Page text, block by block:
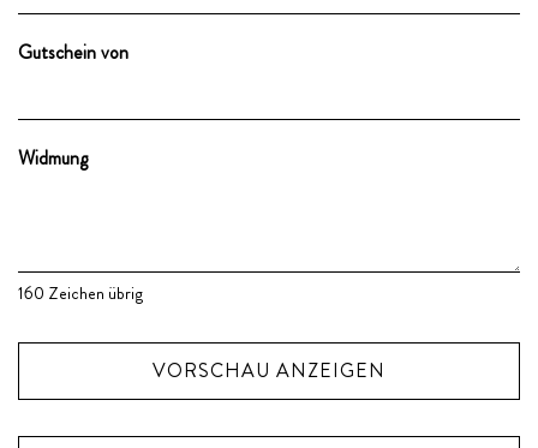
Gutschein von
Widmung
160 Zeichen übrig
VORSCHAU ANZEIGEN